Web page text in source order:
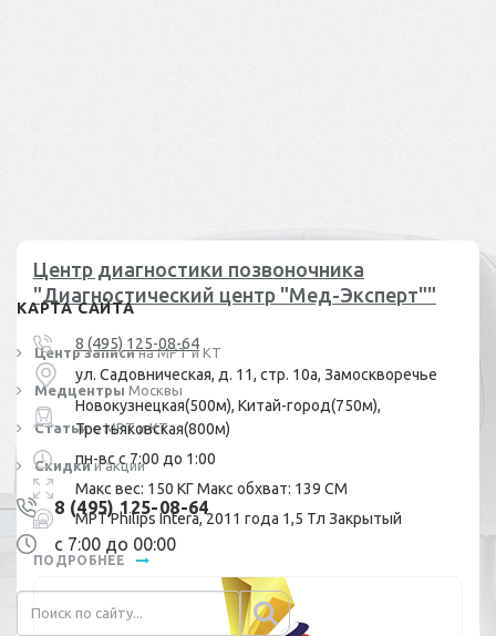
Центр диагностики позвоночника
"Диагностический центр "Мед-Эксперт""
8 (495) 125-08-64
ул. Садовническая, д. 11, стр. 10а, Замоскворечье
Новокузнецкая(500м), Китай-город(750м),
Третьяковская(800м)
пн-вс с 7:00 до 1:00
Макс вес: 150 КГ Макс обхват: 139 СМ
МРТ Philips Intera, 2011 года 1,5 Тл Закрытый
ПОДРОБНЕЕ
КАРТА САЙТА
Центр записи на МРТ и КТ
Медцентры Москвы
Статьи о МРТ и КТ
Скидки и акции
8 (495) 125-08-64
с 7:00 до 00:00